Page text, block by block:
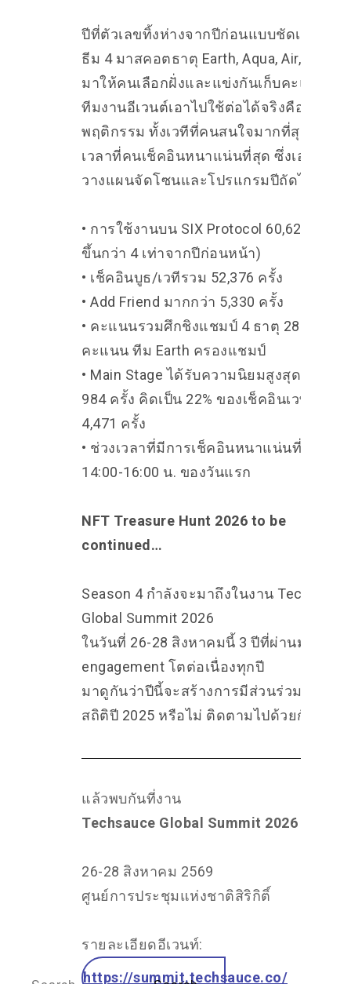
ปีที่ตัวเลขทิ้งห่างจากปีก่อนแบบชัดเจน ปีนี้
ธีม 4 มาสคอตธาตุ Earth, Aqua, Air, Fire เข้
มาให้คนเลือกฝั่งและแข่งกันเก็บคะแนน สิ่
ทีมงานอีเวนต์เอาไปใช้ต่อได้จริงคือข้อมูล
พฤติกรรม ทั้งเวทีที่คนสนใจมากที่สุดและช่
เวลาที่คนเช็คอินหนาแน่นที่สุด ซึ่งเอาไป
วางแผนจัดโซนและโปรแกรมปีถัดไปได้
• การใช้งานบน SIX Protocol 60,628 ครั้ง
ขึ้นกว่า 4 เท่าจากปีก่อนหน้า)
• เช็คอินบูธ/เวทีรวม 52,376 ครั้ง
• Add Friend มากกว่า 5,330 ครั้ง
• คะแนนรวมศึกชิงแชมป์ 4 ธาตุ 281,913
คะแนน ทีม Earth ครองแชมป์
• Main Stage ได้รับความนิยมสูงสุด เช็คอิน
984 ครั้ง คิดเป็น 22% ของเช็คอินเวทีทั้งหม
4,471 ครั้ง
• ช่วงเวลาที่มีการเช็คอินหนาแน่นที่สุดคือ
14:00-16:00 น. ของวันแรก
NFT Treasure Hunt 2026 to be
continued…
Season 4 กำลังจะมาถึงในงาน Techsauce
Global Summit 2026
ในวันที่ 26-28 สิงหาคมนี้ 3 ปีที่ผ่านมาตัวเล
engagement โตต่อเนื่องทุกปี
มาดูกันว่าปีนี้จะสร้างการมีส่วนร่วมมากกว่
สถิติปี 2025 หรือไม่ ติดตามไปด้วยกัน
แล้วพบกันที่งาน
Techsauce Global Summit 2026
26-28 สิงหาคม 2569
ศูนย์การประชุมแห่งชาติสิริกิติ์
รายละเอียดอีเวนท์:
https://summit.techsauce.co/